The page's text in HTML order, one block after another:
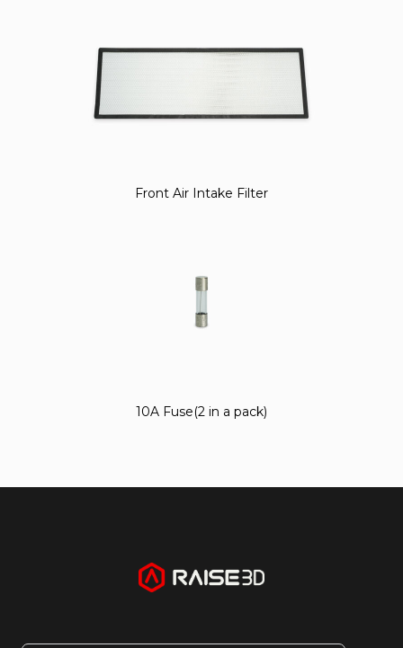
Front Air Intake Filter
10A Fuse(2 in a pack)